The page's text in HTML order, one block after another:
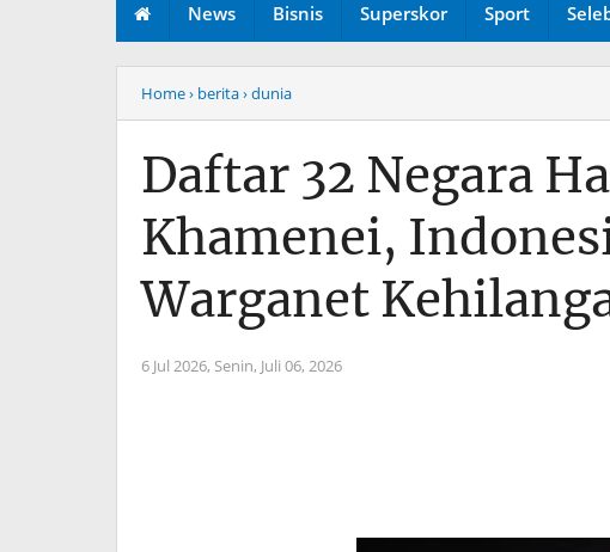
News Bisnis Superskor Sport
Home› berita› dunia
Daftar 32 Negara
Khamenei,
Warganet
6 Jul 2026, Senin, Juli 06, 2026